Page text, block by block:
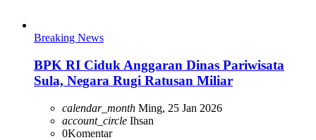
Breaking News
BPK RI Ciduk Anggaran Dinas Pariwisata
Sula, Negara Rugi Ratusan Miliar
calendar_month Ming, 25 Jan 2026
account_circle Ihsan
0Komentar